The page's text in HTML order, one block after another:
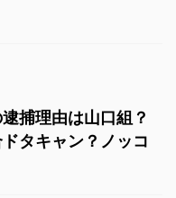
捕理由は山口組？
タキャン？ノッコ